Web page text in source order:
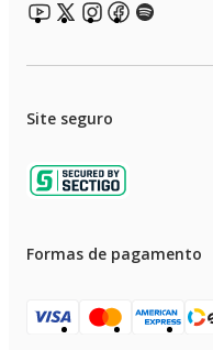
Site seguro
Formas de pagamento